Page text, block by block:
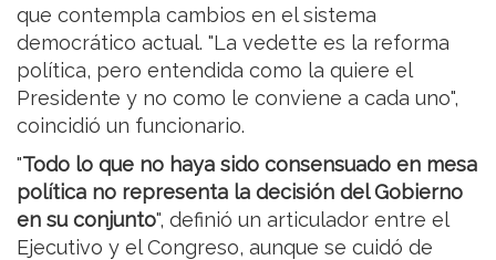
que contempla cambios en el sistema
democrático actual. "La vedette es la reforma
política, pero entendida como la quiere el
Presidente y no como le conviene a cada uno",
coincidió un funcionario.
"Todo lo que no haya sido consensuado en mesa
política no representa la decisión del Gobierno
en su conjunto", definió un articulador entre el
Ejecutivo y el Congreso, aunque se cuidó de